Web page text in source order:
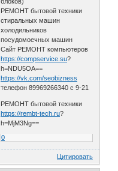
РЕМОНТ бытовой техники
стиральных машин
холодильников
посудомоечных машин
Сайт РЕМОНТ компьютеров
https://compservice.su?
h=NDU5OA==
https://vk.com/seobizness
телефон 89969266340 с 9-21
РЕМОНТ бытовой техники
https://rembt-tech.ru?
h=MjM3Ng==
0
Цитировать